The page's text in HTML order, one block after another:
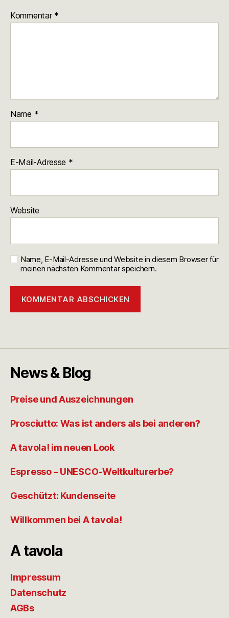
Kommentar *
Name *
E-Mail-Adresse *
Website
Name, E-Mail-Adresse und Website in diesem Browser für
meinen nächsten Kommentar speichern.
News & Blog
Preise und Auszeichnungen
Prosciutto: Was ist anders als bei anderen?
A tavola! im neuen Look
Espresso – UNESCO-Weltkulturerbe?
Geschützt: Kundenseite
Willkommen bei A tavola!
A tavola
Impressum
Datenschutz
AGBs